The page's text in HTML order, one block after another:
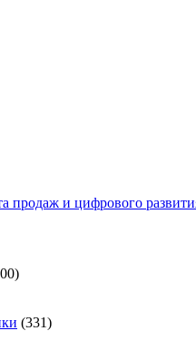
продаж и цифрового
(331)